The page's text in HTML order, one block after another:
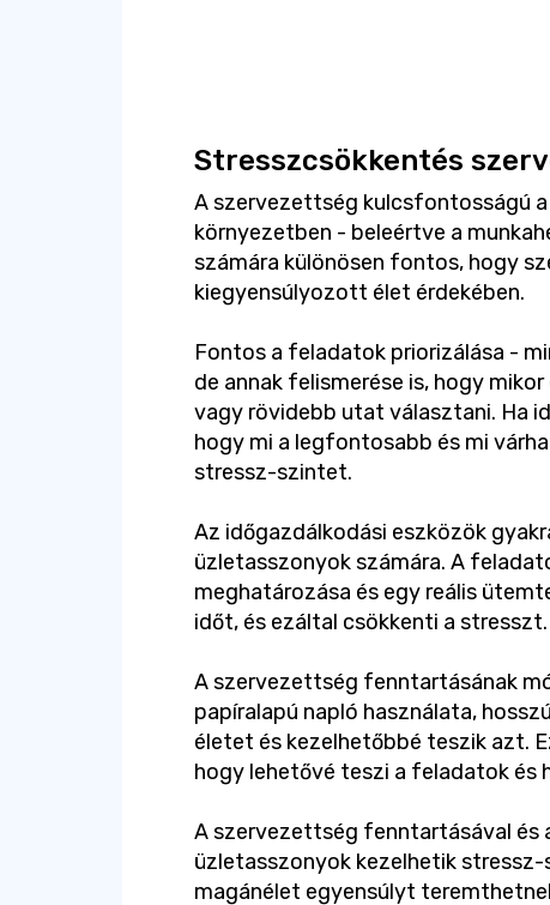
Stresszcsökkentés
A szervezettség kulcsfontosságú
környezetben - beleértve a
számára különösen fontos, hogy
kiegyensúlyozott élet érdekében.
Fontos a feladatok priorizálása -
de annak felismerése is, hogy
vagy rövidebb utat választani. Ha
hogy mi a legfontosabb és mi
stressz-szintet.
Az időgazdálkodási eszközök
üzletasszonyok számára. A
meghatározása és egy reális
időt, és ezáltal csökkenti a stresszt.
A szervezettség fenntartásának
papíralapú napló használata,
életet és kezelhetőbbé teszik azt.
hogy lehetővé teszi a feladatok és
A szervezettség fenntartásával és
üzletasszonyok kezelhetik
magánélet egyensúlyt